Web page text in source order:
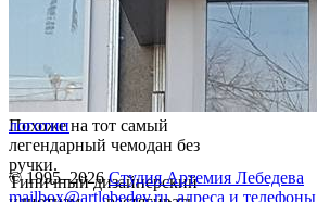
Похоже на тот самый
легендарный чемодан без
ручки.
Типичный дизайнерский
логотип
© 1995–2026 Студия Артемия Лебедева
mailbox@artlebedev.ru, адреса и телефоны